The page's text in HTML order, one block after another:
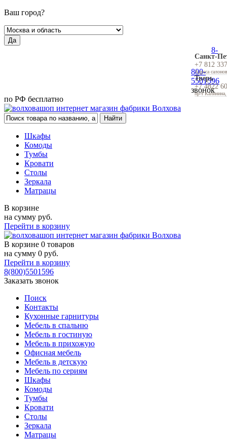
Ваш город?
Да
Санкт-
+7 812
Адреса
Тверь
+7 4822
пр-т
8-
800-
5501596
звонок
по РФ бесплатно
Шкафы
Комоды
Тумбы
Кровати
Столы
Зеркала
Матрацы
В корзине
на сумму руб.
Перейти в корзину
В корзине 0 товаров
на сумму 0 руб.
Перейти в корзину
8(800)5501596
Заказать звонок
Поиск
Контакты
Кухонные гарнитуры
Мебель в спальню
Мебель в гостиную
Мебель в прихожую
Офисная мебель
Мебель в детскую
Мебель по сериям
Шкафы
Комоды
Тумбы
Кровати
Столы
Зеркала
Матрацы